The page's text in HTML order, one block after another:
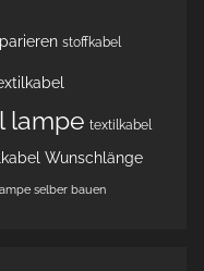
stoffkabel
lampe textilkabel
Wunschlänge
selber bauen